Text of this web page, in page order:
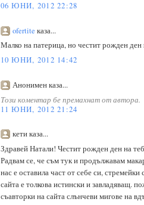
06 ЮНИ, 2012 22:28
ofertite каза...
Малко на патерица, но честит рожден ден
10 ЮНИ, 2012 14:42
Анонимен каза...
Този коментар бе премахнат от автора.
11 ЮНИ, 2012 21:24
кети каза...
Здравей Натали! Честит рожден ден на
Радвам се, че съм тук и продължавам
нас е оставила част от себе си,
сайта е толкова истински и завладяващ.
съавторки на сайта слънчеви мигове на